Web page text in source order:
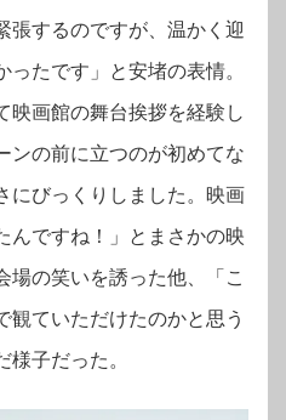
張するのですが、温かく迎
ったです」と安堵の表情。
映画館の舞台挨拶を経験し
ンの前に立つのが初めてな
にびっくりしました。映画
んですね！」とまさかの映
場の笑いを誘った他、「こ
観ていただけたのかと思う
様子だった。